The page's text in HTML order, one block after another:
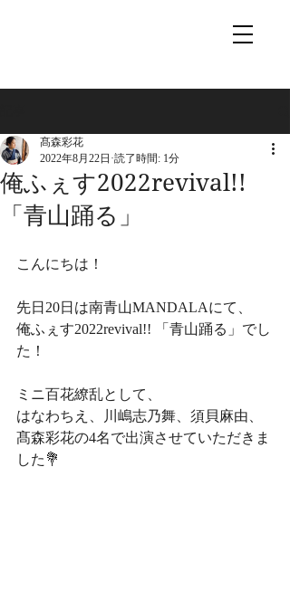
俺ふぇす2022revival!!
「青山踊る」
髙森彩花
2022年8月22日 読了時間: 1分
こんにちは！
先日20日は南青山MANDALAにて、
俺ふぇす2022revival!! 「青山踊る」でし
た！
ミニ百花繚乱として、
はなわちえ、川嶋志乃舞、須貝麻由、
髙森彩花の4名で出演させていただきま
した💐